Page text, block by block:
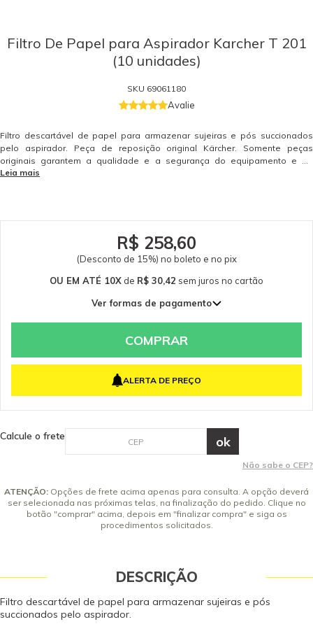
Filtro De Papel para Aspirador Karcher T 201
(10 unidades)
SKU 69061180
Avalie
Filtro descartável de papel para armazenar sujeiras e pós succionados
pelo aspirador. Peça de reposição original Kärcher. Somente peças
originais garantem a qualidade e a segurança do equipamento e do
operador. Caso tenha dúvidas consulte-nos. Itens Inclusos 10 Filtros
Leia mais
R$ 258,60
(Desconto de 15%) no boleto e no pix
OU EM ATÉ 10X de R$ 30,42 sem juros no cartão
Ver formas de pagamento
2x de R$ 152,12 sem juros
5x de R$ 60,85 sem juros
8x de R$ 38,03 sem juros
9x de R$ 33,80 sem juros
COMPRAR
ALERTA DE PREÇO
Calcule o frete
Não sabe o CEP?
ATENÇÃO: Opções de frete acima apenas para consulta. A opção deverá
ser selecionada nas próximas telas, na finalização do pedido. Clique no
botão "comprar" acima, depois em "finalizar compra" e siga os
procedimentos solicitados.
DESCRIÇÃO
Filtro descartável de papel para armazenar sujeiras e pós
succionados pelo aspirador.